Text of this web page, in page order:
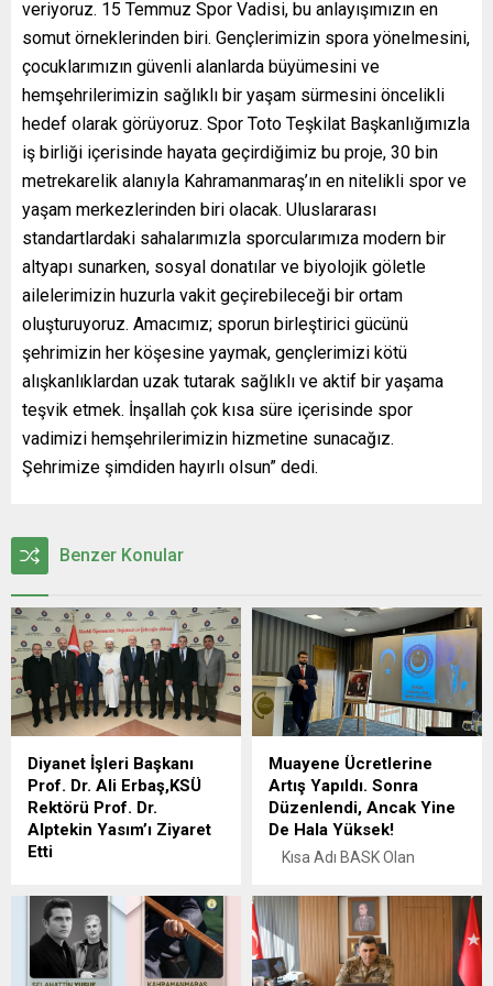
veriyoruz. 15 Temmuz Spor Vadisi, bu anlayışımızın en
somut örneklerinden biri. Gençlerimizin spora yönelmesini,
çocuklarımızın güvenli alanlarda büyümesini ve
hemşehrilerimizin sağlıklı bir yaşam sürmesini öncelikli
hedef olarak görüyoruz. Spor Toto Teşkilat Başkanlığımızla
iş birliği içerisinde hayata geçirdiğimiz bu proje, 30 bin
metrekarelik alanıyla Kahramanmaraş’ın en nitelikli spor ve
yaşam merkezlerinden biri olacak. Uluslararası
standartlardaki sahalarımızla sporcularımıza modern bir
altyapı sunarken, sosyal donatılar ve biyolojik göletle
ailelerimizin huzurla vakit geçirebileceği bir ortam
oluşturuyoruz. Amacımız; sporun birleştirici gücünü
şehrimizin her köşesine yaymak, gençlerimizi kötü
alışkanlıklardan uzak tutarak sağlıklı ve aktif bir yaşama
teşvik etmek. İnşallah çok kısa süre içerisinde spor
vadimizi hemşehrilerimizin hizmetine sunacağız.
Şehrimize şimdiden hayırlı olsun” dedi.
Benzer Konular
Diyanet İşleri Başkanı
Prof. Dr. Ali Erbaş,KSÜ
Rektörü Prof. Dr.
Alptekin Yasım’ı Ziyaret
Etti
tarafından Kahramanmaraş
Sütçü İmam Üniversitesinde
(KSÜ) düzenlenen “Afetler
ve Buhranlar Anında
Muayene Ücretlerine
Artış Yapıldı. Sonra
Düzenlendi, Ancak Yine
De Hala Yüksek!
Kısa Adı BASK Olan
Sendikaları
Konfederasyonuna Bağlı
Birlik Sağlık Sen
Kahramanmaraş İl Başkanı